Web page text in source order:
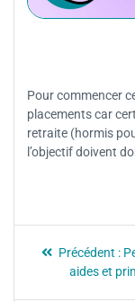
Pour commencer
placements car
retraite (hormis
l’objectif doivent
Précédent :
aides et